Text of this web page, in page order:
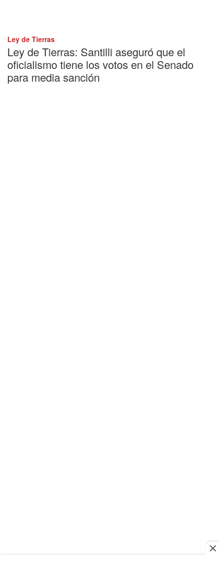
Ley de Tierras
Ley de Tierras: Santilli aseguró que el
oficialismo tiene los votos en el Senado
para media sanción